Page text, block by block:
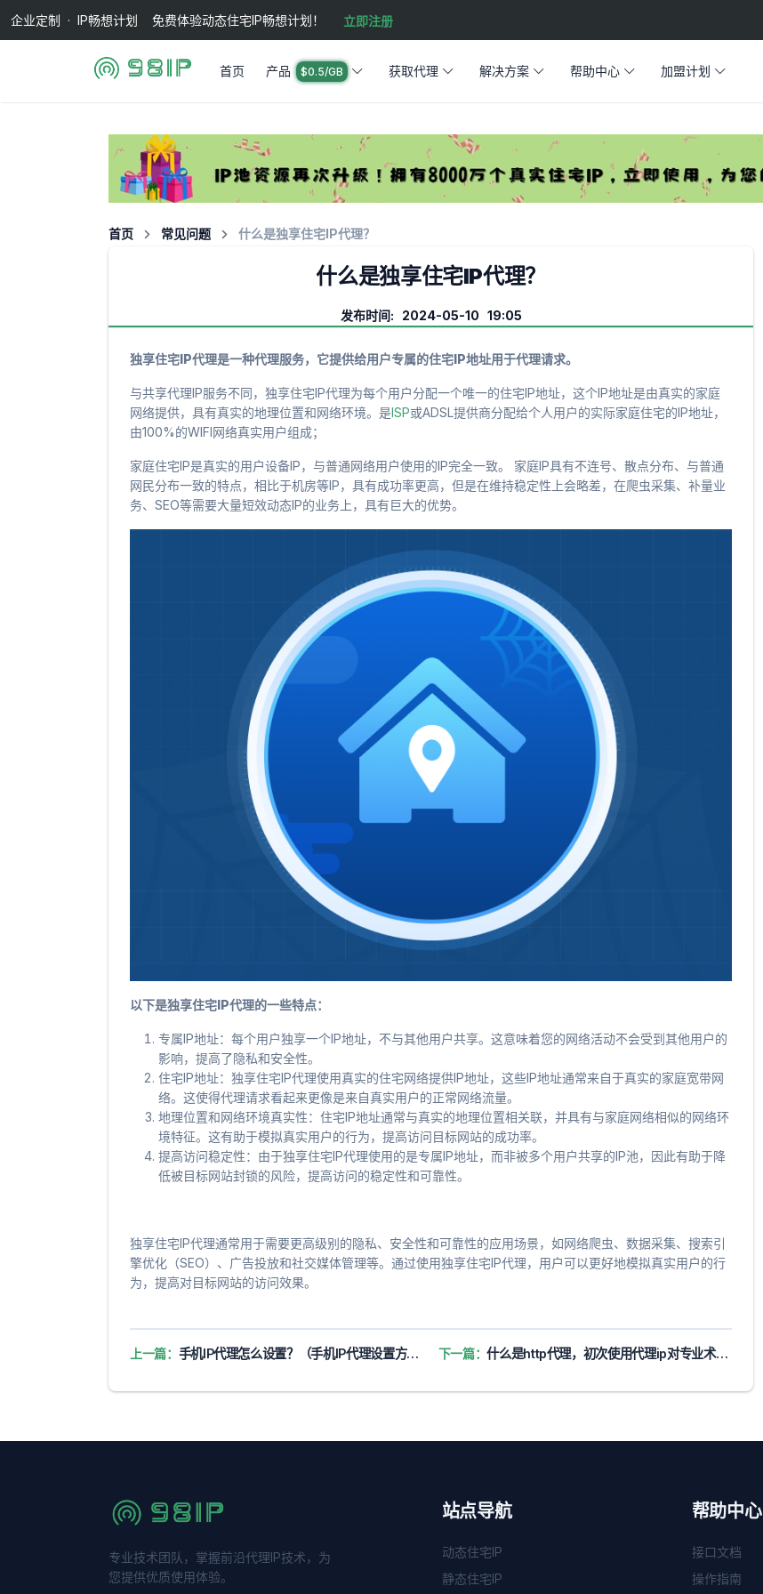
企业定制 · IP畅想计划 免费体验动态住宅IP畅想计划！ 立即注册
首页 产品 $0.5/GB 获取代理 解决方案 帮助中心 加盟计划
首页 常见问题 什么是独享住宅IP代理？
什么是独享住宅IP代理？
发布时间: 2024-05-10 19:05
独享住宅IP代理是一种代理服务，它提供给用户专属的住宅IP地址用于代理请求。
与共享代理IP服务不同，独享住宅IP代理为每个用户分配一个唯一的住宅IP地址，这个IP地址是由真实的家庭
网络提供，具有真实的地理位置和网络环境。是ISP或ADSL提供商分配给个人用户的实际家庭住宅的IP地址，
由100%的WIFI网络真实用户组成；
家庭住宅IP是真实的用户设备IP，与普通网络用户使用的IP完全一致。 家庭IP具有不连号、散点分布、与普通
网民分布一致的特点，相比于机房等IP，具有成功率更高，但是在维持稳定性上会略差，在爬虫采集、补量业
务、SEO等需要大量短效动态IP的业务上，具有巨大的优势。
以下是独享住宅IP代理的一些特点：
专属IP地址：每个用户独享一个IP地址，不与其他用户共享。这意味着您的网络活动不会受到其他用户的
影响，提高了隐私和安全性。
住宅IP地址：独享住宅IP代理使用真实的住宅网络提供IP地址，这些IP地址通常来自于真实的家庭宽带网
络。这使得代理请求看起来更像是来自真实用户的正常网络流量。
地理位置和网络环境真实性：住宅IP地址通常与真实的地理位置相关联，并具有与家庭网络相似的网络环
境特征。这有助于模拟真实用户的行为，提高访问目标网站的成功率。
提高访问稳定性：由于独享住宅IP代理使用的是专属IP地址，而非被多个用户共享的IP池，因此有助于降
低被目标网站封锁的风险，提高访问的稳定性和可靠性。
独享住宅IP代理通常用于需要更高级别的隐私、安全性和可靠性的应用场景，如网络爬虫、数据采集、搜索引
擎优化（SEO）、广告投放和社交媒体管理等。通过使用独享住宅IP代理，用户可以更好地模拟真实用户的行
为，提高对目标网站的访问效果。
上一篇： 手机IP代理怎么设置？（手机IP代理设置方法） 下一篇：什么是http代理，初次使用代理ip对专业术语听不懂，5分钟带你入门
专业技术团队，掌握前沿代理IP技术，为
您提供优质使用体验。
站点导航
动态住宅IP
静态住宅IP
帮助中心
接口文档
操作指南